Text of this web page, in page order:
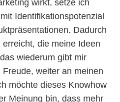
wirkt, setze ich
Identifikationspotenzial
Dadurch
die meine Ideen
wiederum gibt mir
weiter an meinen
möchte dieses Knowhow
Meinung bin, dass mehr